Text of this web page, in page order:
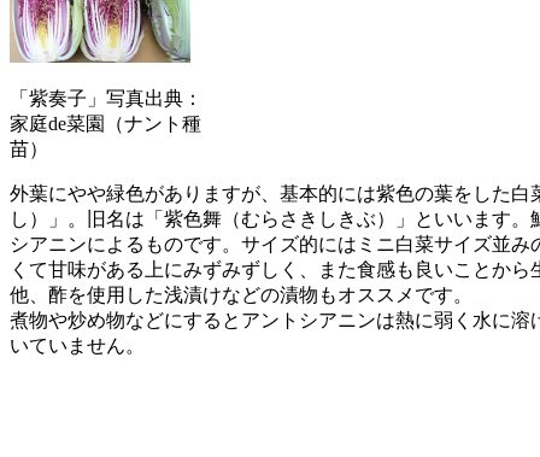
「紫奏子」写真出典：
家庭de菜園（ナント種
苗）
外葉にやや緑色がありますが、基本的には紫色の葉をした
し）」。旧名は「紫色舞（むらさきしきぶ）」といいます
シアニンによるものです。サイズ的にはミニ白菜サイズ並
くて甘味がある上にみずみずしく、また食感も良いことか
他、酢を使用した浅漬けなどの漬物もオススメです。
煮物や炒め物などにするとアントシアニンは熱に弱く水に
いていません。